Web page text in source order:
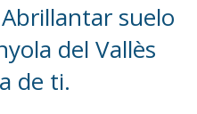
suelo
del Vallès
de ti.